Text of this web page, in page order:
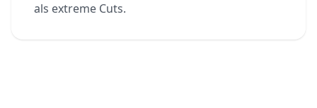
als extreme Cuts.